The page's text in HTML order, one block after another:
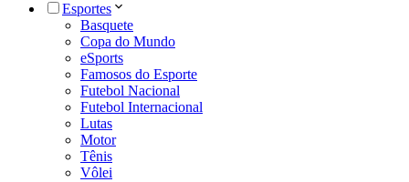
Esportes
Basquete
Copa do Mundo
eSports
Famosos do Esporte
Futebol Nacional
Futebol Internacional
Lutas
Motor
Tênis
Vôlei